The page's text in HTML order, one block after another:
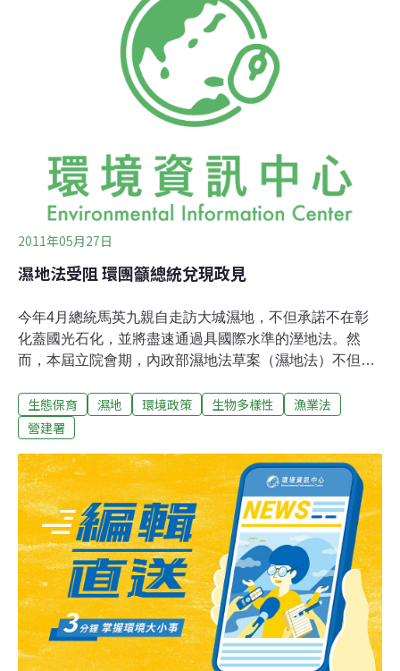
今年初的研究報告，台灣是全球排名第4的捕鯊大國，此
一政策對於全球海洋保育是極為重要的一步。事實上世界
上有些國家即嚴令不得捕鯊、不讓捕鯊船靠岸，甚至連看
到鯊魚在船上都不行。帛琉是第一個，最近則有巴哈馬成
為第4個國家。杜絕finning 才能永續海洋生態世界各國關
切鯊魚生存是有原因的。國際保育專家以「finning」這個
是導致鯊魚數量驟減的主
2011年05月27日
濕地法受阻 環團籲總統兌現政見
今年4月總統馬英九親自走訪大城濕地，不但承諾不在彰
化蓋國光石化，並將盡速通過具國際水準的溼地法。然
而，本屆立院會期，內政部濕地法草案（濕地法）不但未
民黨團杯葛，未排入期程。環團質疑馬總統的政見再度跳
票，呼籲國民黨團不要阻擋，讓溼地法在下周二的程序委
二氧化碳的能力，濕地又比森林高上好幾倍。此外濕地還
有調節水位、氣候，過濾有害的化學或有機廢物，提供動
植物生存所需的環境和食物的功能。蠻野心足生態協會秘
書長林子淩即說，要節能減碳就要濕地，目前卻沒有任何
法令能保護濕地，民版濕地法立院程序委員卻不排入本會
期，連審議討論的機會都沒有。林子淩說，濕地保護才是
漁業的銀行，才能保留基因庫；也唯有法令的制定才能保
護濕地，編列經費，經營管理。濕地法的立法精神在於促
進濕地的「明智使用」（Wise use），民版濕地
生態保育 濕地 環境政策 生物多樣性
漁業法
營建署